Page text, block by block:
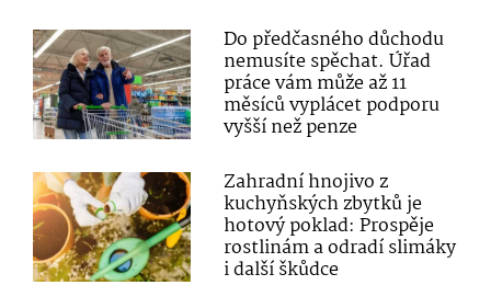
Do předčasného důchodu
nemusíte spěchat. Úřad
práce vám může až 11
měsíců vyplácet podporu
vyšší než penze
Zahradní hnojivo z
kuchyňských zbytků je
hotový poklad: Prospěje
rostlinám a odradí slimáky
i další škůdce